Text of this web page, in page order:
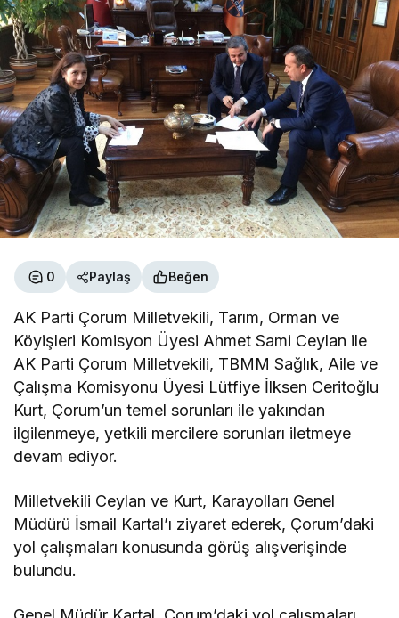
0 Paylaş Beğen
AK Parti Çorum Milletvekili, Tarım, Orman ve
Köyişleri Komisyon Üyesi Ahmet Sami Ceylan ile
AK Parti Çorum Milletvekili, TBMM Sağlık, Aile ve
Çalışma Komisyonu Üyesi Lütfiye İlksen Ceritoğlu
Kurt, Çorum’un temel sorunları ile yakından
ilgilenmeye, yetkili mercilere sorunları iletmeye
devam ediyor.
Milletvekili Ceylan ve Kurt, Karayolları Genel
Müdürü İsmail Kartal’ı ziyaret ederek, Çorum’daki
yol çalışmaları konusunda görüş alışverişinde
bulundu.